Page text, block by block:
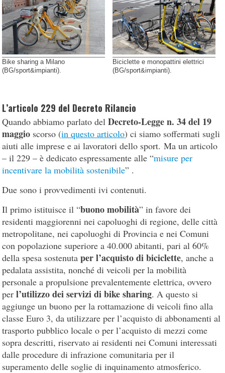
Bike sharing a Milano
(BG/sport&impianti).
Biciclette e monopattini elettrici
(BG/sport&impianti).
L’articolo 229 del Decreto Rilancio
Quando abbiamo parlato delDecreto-Legge n. 34 del 19
maggio scorso (in questo articolo) ci siamo soffermati sugli
aiuti alle imprese e ai lavoratori dello sport. Ma un articolo
– il 229 – è dedicato espressamente alle “misure per
incentivare la mobilità sostenibile” .
Due sono i provvedimenti ivi contenuti.
Il primo istituisce il “buono mobilità” in favore dei
residenti maggiorenni nei capoluoghi di regione, delle città
metropolitane, nei capoluoghi di Provincia e nei Comuni
con popolazione superiore a 40.000 abitanti, pari al 60%
della spesa sostenutaper l’acquisto di biciclette, anche a
pedalata assistita, nonché di veicoli per la mobilità
personale a propulsione prevalentemente elettrica, ovvero
perl’utilizzo dei servizi di bike sharing. A questo si
aggiunge un buono per la rottamazione di veicoli fino alla
classe Euro 3, da utilizzare per l’acquisto di abbonamenti al
trasporto pubblico locale o per l’acquisto di mezzi come
sopra descritti, riservato ai residenti nei Comuni interessati
dalle procedure di infrazione comunitaria per il
superamento delle soglie di inquinamento atmosferico.